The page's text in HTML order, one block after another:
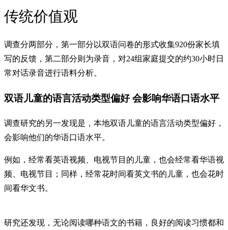
传统价值观
调查分两部分，第一部分以双语问卷的形式收集920份家长填
写的反馈，第二部分则为录音，对24组家庭提交的约30小时日
常对话录音进行语料分析。
双语儿童的语言活动类型偏好 会影响华语口语水平
调查研究的另一发现是，本地双语儿童的语言活动类型偏好，
会影响他们的华语口语水平。
例如，经常看英语视频、电视节目的儿童，也会经常看华语视
频、电视节目；同样，经常花时间看英文书的儿童，也会花时
间看华文书。
研究还发现，无论阅读哪种语文的书籍，良好的阅读习惯都和